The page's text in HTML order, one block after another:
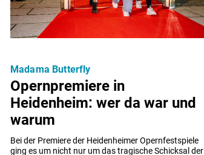
Opernpremiere in
Heidenheim: wer da war und
warum
Bei der Premiere der Heidenheimer Opernfestspiele
ging es um nicht nur um das tragische Schicksal der
Madama Butterfly